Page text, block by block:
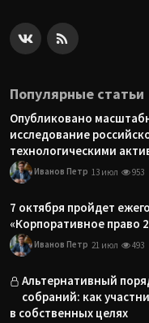
Популярные статьи
Опубликовано
исследование
технологическими
Иванов Петр 13 июл 953
7 октября пройдет
«Корпоративное право
Иванов Петр 21 июл 493
Альтернативный
собраний: как
в собственных целях